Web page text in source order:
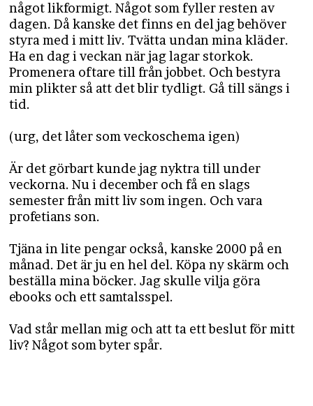
något likformigt. Något som fyller resten av
dagen. Då kanske det finns en del jag behöver
styra med i mitt liv. Tvätta undan mina kläder.
Ha en dag i veckan när jag lagar storkok.
Promenera oftare till från jobbet. Och bestyra
min plikter så att det blir tydligt. Gå till sängs i
tid.
(urg, det låter som veckoschema igen)
Är det görbart kunde jag nyktra till under
veckorna. Nu i december och få en slags
semester från mitt liv som ingen. Och vara
profetians son.
Tjäna in lite pengar också, kanske 2000 på en
månad. Det är ju en hel del. Köpa ny skärm och
beställa mina böcker. Jag skulle vilja göra
ebooks och ett samtalsspel.
Vad står mellan mig och att ta ett beslut för mitt
liv? Något som byter spår.